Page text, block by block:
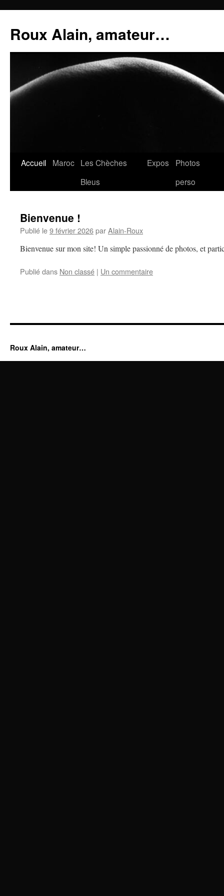
contenu
Roux Alain, amateur…
Accueil Maroc Les Chèches
Bleus
Expos
Photos
perso
Bienvenue !
Publié le9 février 2026parAlain-Roux
Bienvenue sur mon site! Un simple passionné de photos, et
Publié dans Non classé | Un commentaire
Roux Alain, amateur…